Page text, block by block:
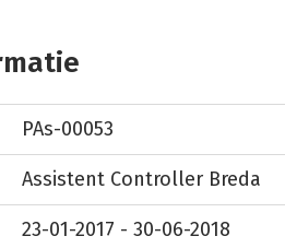
PAs-00053
Assistent Controller Breda
23-01-2017 - 30-06-2018